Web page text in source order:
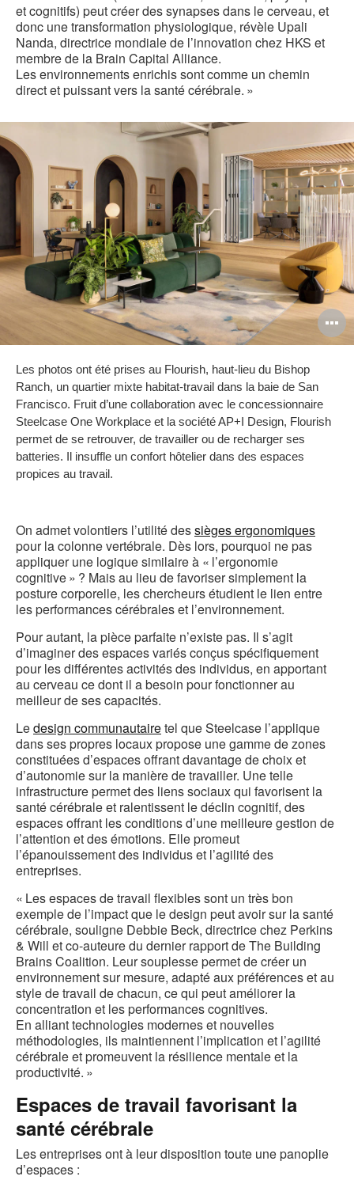
et cognitifs) peut créer des synapses dans le cerveau, et
donc une transformation physiologique, révèle Upali
Nanda, directrice mondiale de l’innovation chez HKS et
membre de la Brain Capital Alliance.
Les environnements enrichis sont comme un chemin
direct et puissant vers la santé cérébrale. »
Les photos ont été prises au Flourish, haut-lieu du Bishop
Ranch, un quartier mixte habitat-travail dans la baie de San
Francisco. Fruit d’une collaboration avec le concessionnaire
Steelcase One Workplace et la société AP+I Design, Flourish
permet de se retrouver, de travailler ou de recharger ses
batteries. Il insuffle un confort hôtelier dans des espaces
propices au travail.
On admet volontiers l’utilité dessièges ergonomiques
pour la colonne vertébrale. Dès lors, pourquoi ne pas
appliquer une logique similaire à « l’ergonomie
cognitive » ? Mais au lieu de favoriser simplement la
posture corporelle, les chercheurs étudient le lien entre
les performances cérébrales et l’environnement.
Pour autant, la pièce parfaite n’existe pas. Il s’agit
d’imaginer des espaces variés conçus spécifiquement
pour les différentes activités des individus, en apportant
au cerveau ce dont il a besoin pour fonctionner au
meilleur de ses capacités.
Ledesign communautairetel que Steelcase l’applique
dans ses propres locaux propose une gamme de zones
constituées d’espaces offrant davantage de choix et
d’autonomie sur la manière de travailler. Une telle
infrastructure permet des liens sociaux qui favorisent la
santé cérébrale et ralentissent le déclin cognitif, des
espaces offrant les conditions d’une meilleure gestion de
l’attention et des émotions. Elle promeut
l’épanouissement des individus et l’agilité des
entreprises.
« Les espaces de travail flexibles sont un très bon
exemple de l’impact que le design peut avoir sur la santé
cérébrale, souligne Debbie Beck, directrice chez Perkins
& Will et co-auteure du dernier rapport de The Building
Brains Coalition. Leur souplesse permet de créer un
environnement sur mesure, adapté aux préférences et au
style de travail de chacun, ce qui peut améliorer la
concentration et les performances cognitives.
En alliant technologies modernes et nouvelles
méthodologies, ils maintiennent l’implication et l’agilité
cérébrale et promeuvent la résilience mentale et la
productivité. »
Espaces de travail favorisant la
santé cérébrale
Les entreprises ont à leur disposition toute une panoplie
d’espaces :